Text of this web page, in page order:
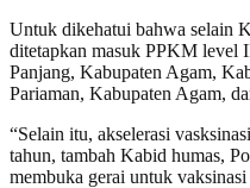
Untuk dikehatui bahwa selain
ditetapkan masuk PPKM level
Panjang, Kabupaten Agam,
Pariaman, Kabupaten Agam,
“Selain itu, akselerasi
tahun, tambah Kabid humas,
membuka gerai untuk